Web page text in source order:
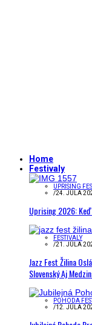
Home
Festivaly
UPRISING
/24. JÚLA
Uprising 2026:
FESTIVALY
/21. JÚLA
Jazz Fest Žilina
Slovenský Aj
POHODA
/12. JÚLA